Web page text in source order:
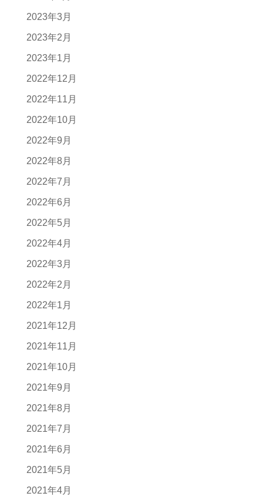
2023年3月
2023年2月
2023年1月
2022年12月
2022年11月
2022年10月
2022年9月
2022年8月
2022年7月
2022年6月
2022年5月
2022年4月
2022年3月
2022年2月
2022年1月
2021年12月
2021年11月
2021年10月
2021年9月
2021年8月
2021年7月
2021年6月
2021年5月
2021年4月